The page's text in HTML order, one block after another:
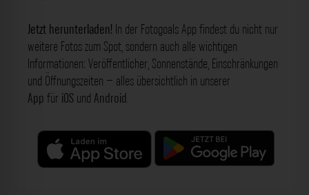
Jetzt herunterladen! In der Fotogoals App findest du nicht nur
weitere Fotos zum Spot, sondern auch alle wichtigen
Informationen: Veröffentlicher, Sonnenstände, Einschränkungen
und Öffnungszeiten – alles übersichtlich in unserer
App für iOS und Android.